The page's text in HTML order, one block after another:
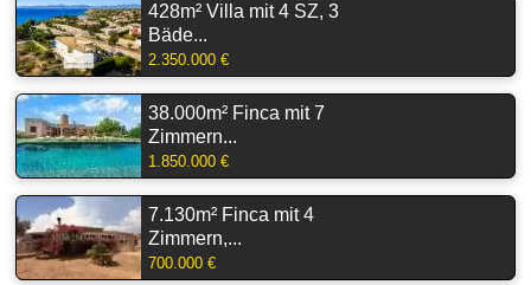
428m² Villa mit 4 SZ, 3
Bäde...
2.350.000 €
38.000m² Finca mit 7
Zimmern...
1.850.000 €
7.130m² Finca mit 4
Zimmern,...
700.000 €